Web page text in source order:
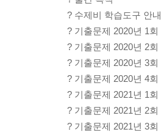
? 수제비 학습도구 안내
? 기출문제 2020년 1회
? 기출문제 2020년 2회
? 기출문제 2020년 3회
? 기출문제 2020년 4회
? 기출문제 2021년 1회
? 기출문제 2021년 2회
? 기출문제 2021년 3회